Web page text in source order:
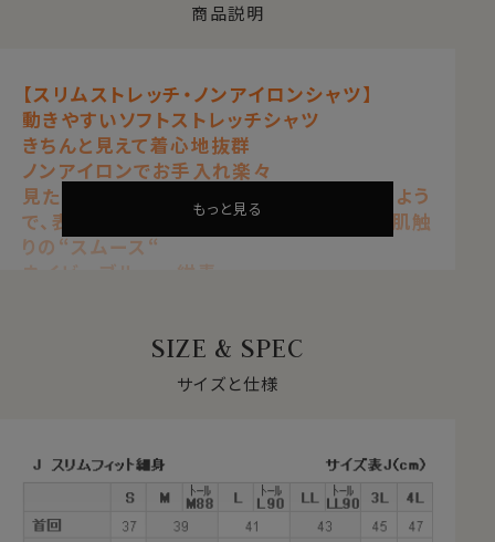
商品説明
【スリムストレッチ・ノンアイロンシャツ】
動きやすいソフトストレッチシャツ
きちんと見えて着心地抜群
ノンアイロンでお手入れ楽々
見た目はワイシャツの定番生地ブロードのよう
で、表も裏も凸凹感の無い非常に滑らかな肌触
りの“スムース“
ネイビーブルー 紺青
【 スリムフィット 】【 プレミアムコットン 】
【 綿100％・80番手双糸 】
【 ニット・スムース 】
●ソフト＆ストレッチでノンストレス
サラッとした肌ざわりと柔らかな着心地。
ナチュラルなストレッチが、動きやすい。
もっと見る
SIZE & SPEC
サイズと仕様